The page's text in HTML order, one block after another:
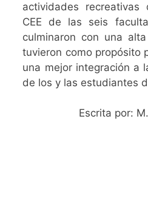
actividades recreativas
CEE de las seis
culminaron con una
tuvieron como propósito
una mejor integración a
de los y las estudiantes
Escrita por: